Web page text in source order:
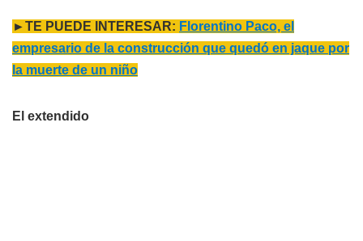
►TE PUEDE INTERESAR: Florentino Paco, el
empresario de la construcción que quedó en jaque por
la muerte de un niño
El extendido